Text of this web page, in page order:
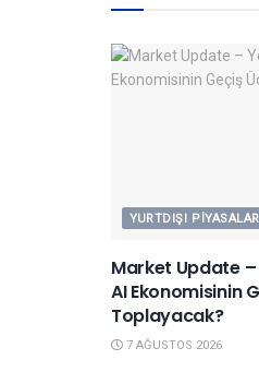
YURTDIŞI PIYASALAR
Market Update –
AI Ekonomisinin
Toplayacak?
7 AĞUSTOS 2026